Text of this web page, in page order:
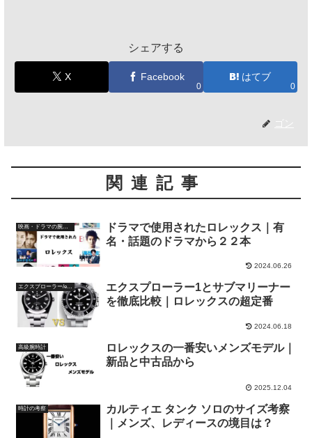
シェアする
X Facebook
0
はてブ
0
ゴン
関連記事
ドラマで使用されたロレックス｜有
名・話題のドラマから２２本
2024.06.26
エクスプローラー/explorer
エクスプローラー1とサブマリーナー
を徹底比較｜ロレックスの超定番
2024.06.18
高級腕時計
ロレックスの一番安いメンズモデル｜
新品と中古品から
2025.12.04
時計の考察
カルティエ タンク ソロのサイズ考察
｜メンズ、レディースの境目は？